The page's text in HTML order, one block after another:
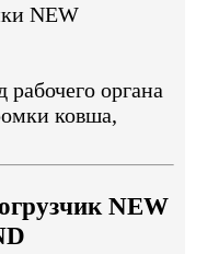
NEW
органа
ковша,
NEW